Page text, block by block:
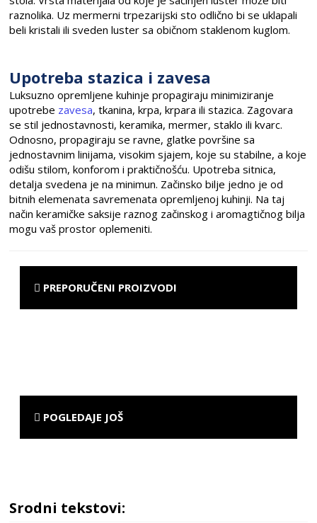
raznolika. Uz mermerni trpezarijski sto odlično bi se uklapali
beli kristali ili sveden luster sa običnom staklenom kuglom.
Upotreba stazica i zavesa
Luksuzno opremljene kuhinje propagiraju minimiziranje
upotrebe zavesa, tkanina, krpa, krpara ili stazica. Zagovara
se stil jednostavnosti, keramika, mermer, staklo ili kvarc.
Odnosno, propagiraju se ravne, glatke površine sa
jednostavnim linijama, visokim sjajem, koje su stabilne, a koje
odišu stilom, konforom i praktičnošću. Upotreba sitnica,
detalja svedena je na minimun. Začinsko bilje jedno je od
bitnih elemenata savremenata opremljenoj kuhinji. Na taj
način keramičke saksije raznog začinskog i aromagtičnog bilja
mogu vaš prostor oplemeniti.
PREPORUČENI PROIZVODI
POGLEDAJE JOŠ
Srodni tekstovi: